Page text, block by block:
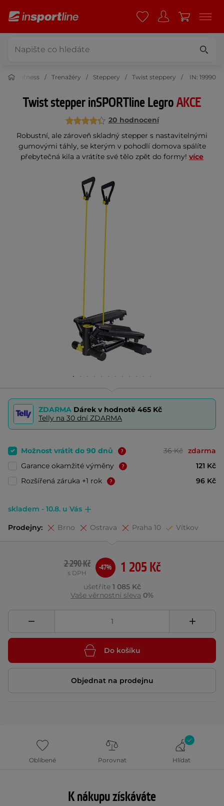
Fitness Trenažéry Steppery Twist steppery IN: 19990
Twist stepper inSPORTline LegroAKCE
20 hodnocení
Robustní, ale zároveň skladný stepper s nastavitelnými
gumovými táhly, se kterým v pohodlí domova spálíte
přebytečná kila a vrátíte své tělo zpět do formy! více
ZDARMA Dárek v hodnotě 465 Kč
Telly na 30 dní ZDARMA
Možnost vrátit do 90 dnů 36 Kč zdarma
Garance okamžité výměny
121 Kč
Rozšířená záruka +1 rok
96 Kč
skladem - 10.8. u Vás
Prodejny: Brno Ostrava Praha 10 Vítkov
1 205 Kč
2 290 Kč
s DPH
-47%
ušetříte 1 085 Kč
Vaše věrnostní sleva 0%
Do košíku
Objednat na prodejnu
Oblíbené Porovnat Hlídat
K nákupu získáváte